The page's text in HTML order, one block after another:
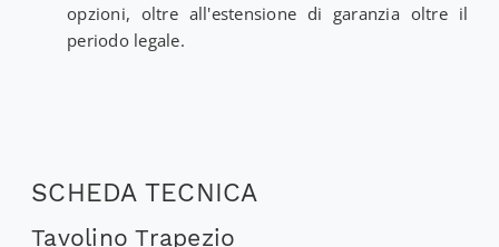
opzioni, oltre all'estensione di garanzia oltre il
periodo legale.
SCHEDA TECNICA
Tavolino Trapezio